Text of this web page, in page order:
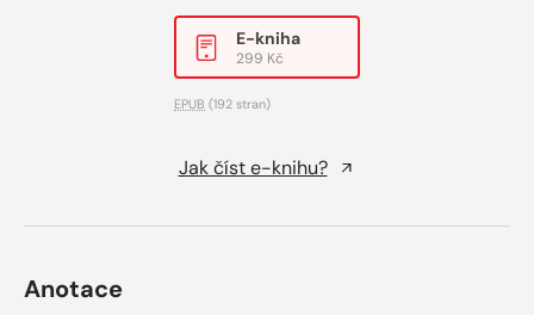
E-kniha
299 Kč
EPUB (192 stran)
Jak číst e-knihu?
Anotace